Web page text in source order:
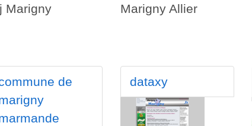
Marigny Marigny Allier
de
dataxy